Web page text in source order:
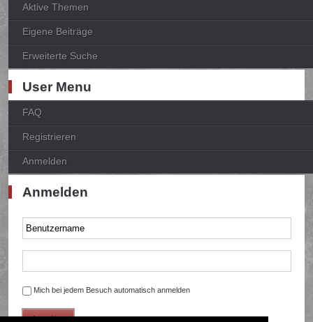
Aktive Themen
Eigene Beiträge
Erweiterte Suche
User Menu
FAQ
Registrieren
Anmelden
Anmelden
Mich bei jedem Besuch automatisch anmelden